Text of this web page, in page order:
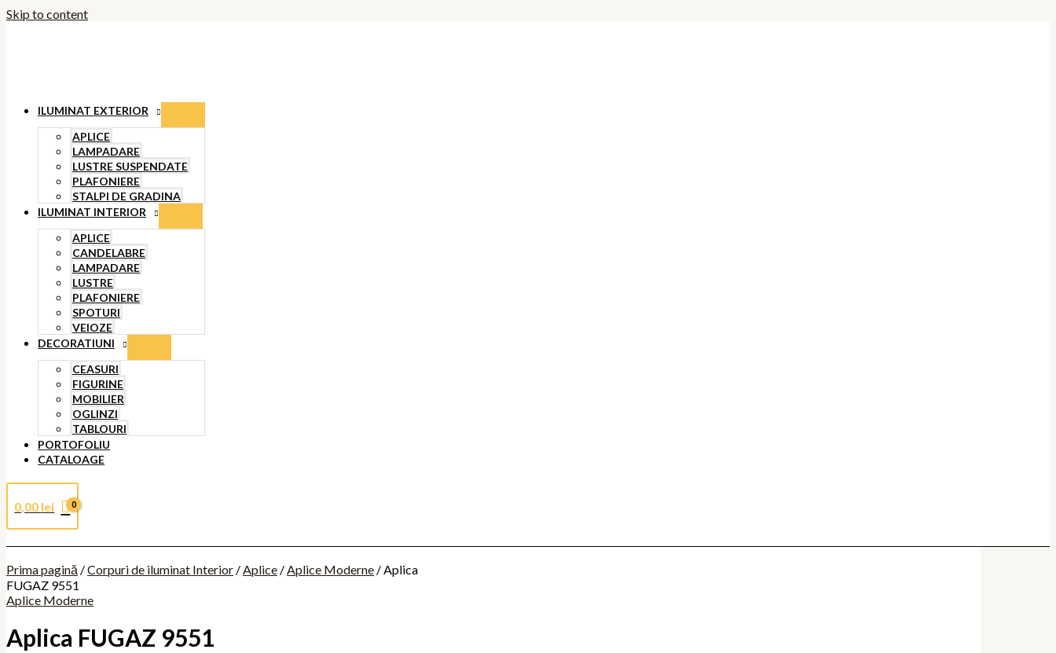
Skip to content
ILUMINAT EXTERIOR
APLICE
LAMPADARE
LUSTRE SUSPENDATE
PLAFONIERE
STALPI DE GRADINA
ILUMINAT INTERIOR
APLICE
CANDELABRE
LAMPADARE
LUSTRE
PLAFONIERE
SPOTURI
VEIOZE
DECORATIUNI
CEASURI
FIGURINE
MOBILIER
OGLINZI
TABLOURI
PORTOFOLIU
CATALOAGE
0,00 lei
Prima pagină /Corpuri de iluminat Interior /Aplice /Aplice Moderne / Aplica
FUGAZ 9551
Aplice Moderne
Aplica FUGAZ 9551